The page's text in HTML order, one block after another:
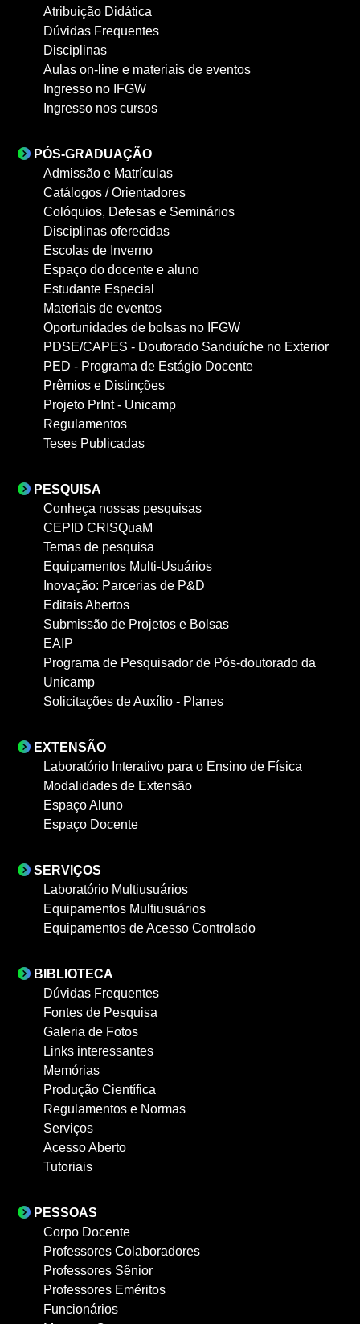
Atribuição Didática
Dúvidas Frequentes
Disciplinas
Aulas on-line e materiais de eventos
Ingresso no IFGW
Ingresso nos cursos
PÓS-GRADUAÇÃO
Admissão e Matrículas
Catálogos / Orientadores
Colóquios, Defesas e Seminários
Disciplinas oferecidas
Escolas de Inverno
Espaço do docente e aluno
Estudante Especial
Materiais de eventos
Oportunidades de bolsas no IFGW
PDSE/CAPES - Doutorado Sanduíche no Exterior
PED - Programa de Estágio Docente
Prêmios e Distinções
Projeto PrInt - Unicamp
Regulamentos
Teses Publicadas
PESQUISA
Conheça nossas pesquisas
CEPID CRISQuaM
Temas de pesquisa
Equipamentos Multi-Usuários
Inovação: Parcerias de P&D
Editais Abertos
Submissão de Projetos e Bolsas
EAIP
Programa de Pesquisador de Pós-doutorado da
Unicamp
Solicitações de Auxílio - Planes
EXTENSÃO
Laboratório Interativo para o Ensino de Física
Modalidades de Extensão
Espaço Aluno
Espaço Docente
SERVIÇOS
Laboratório Multiusuários
Equipamentos Multiusuários
Equipamentos de Acesso Controlado
BIBLIOTECA
Dúvidas Frequentes
Fontes de Pesquisa
Galeria de Fotos
Links interessantes
Memórias
Produção Científica
Regulamentos e Normas
Serviços
Acesso Aberto
Tutoriais
PESSOAS
Corpo Docente
Professores Colaboradores
Professores Sênior
Professores Eméritos
Funcionários